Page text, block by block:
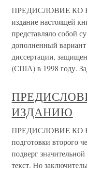
ПРЕДИСЛОВИЕ КО
издание настоящей
представляло собой
дополненный
диссертации,
(США) в 1998 году.
ИЗДАНИЮ
ПРЕДИСЛОВИЕ КО
подготовки второго
подверг
текст. Но